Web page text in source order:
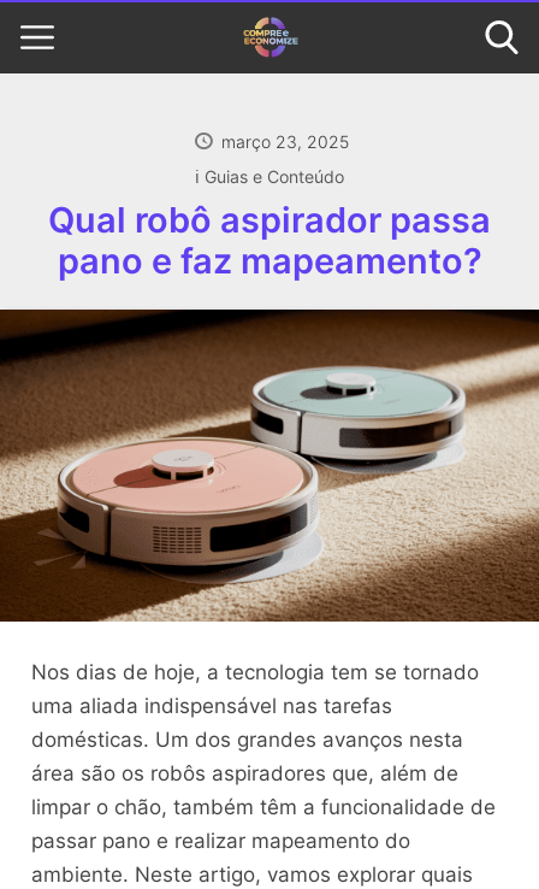
março 23, 2025
ℹ️ Guias e Conteúdo
Qual robô aspirador passa
pano e faz mapeamento?
Nos dias de hoje, a tecnologia tem se tornado
uma aliada indispensável nas tarefas
domésticas. Um dos grandes avanços nesta
área são os robôs aspiradores que, além de
limpar o chão, também têm a funcionalidade de
passar pano e realizar mapeamento do
ambiente. Neste artigo, vamos explorar quais